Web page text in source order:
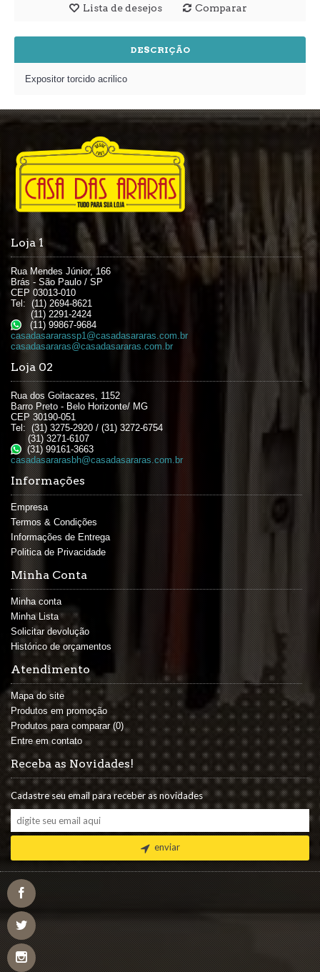
Lista de desejos Comparar
DESCRIÇÃO
Expositor torcido acrilico
Loja 1
Rua Mendes Júnior, 166
Brás - São Paulo / SP
CEP 03013-010
Tel: (11) 2694-8621
(11) 2291-2424
(11) 99867-9684
casadasararassp1@casadasararas.com.br
casadasararas@casadasararas.com.br
Loja 02
Rua dos Goitacazes, 1152
Barro Preto - Belo Horizonte/ MG
CEP 30190-051
Tel: (31) 3275-2920 / (31) 3272-6754
(31) 3271-6107
(31) 99161-3663
casadasararasbh@casadasararas.com.br
Informações
Empresa
Termos & Condições
Informações de Entrega
Politica de Privacidade
Minha Conta
Minha conta
Minha Lista
Solicitar devolução
Histórico de orçamentos
Atendimento
Mapa do site
Produtos em promoção
Produtos para comparar (0)
Entre em contato
Receba as Novidades!
Cadastre seu email para receber as novidades
enviar